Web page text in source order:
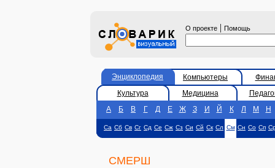
О проекте | Помощь
Энциклопедия Компьютеры
Культура
Медицина
А
Б В Г Д Е Ж З И Й К Л М Н
Са Сб Св Сг Сд Се Сж Сз Си Сй Ск Сл См Сн Со Сп
СМЕРШ